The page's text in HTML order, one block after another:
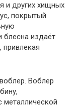
и других хищных
покрытый
блесна издаёт
привлекая
Воблер
металлической